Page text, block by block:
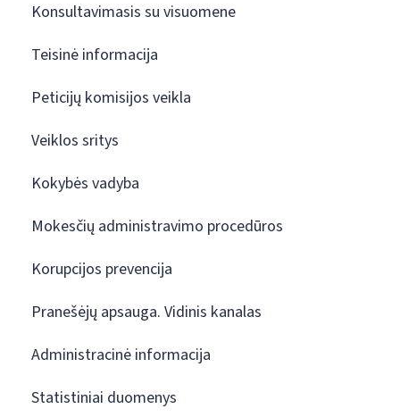
Konsultavimasis su visuomene
Teisinė informacija
Peticijų komisijos veikla
Veiklos sritys
Kokybės vadyba
Mokesčių administravimo procedūros
Korupcijos prevencija
Pranešėjų apsauga. Vidinis kanalas
Administracinė informacija
Statistiniai duomenys